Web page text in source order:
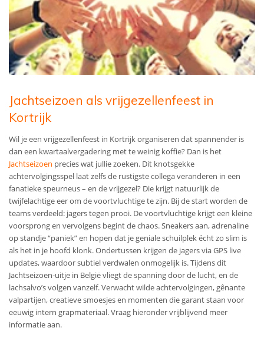
Jachtseizoen als vrijgezellenfeest in
Kortrijk
Wil je een vrijgezellenfeest in Kortrijk organiseren dat spannender is
dan een kwartaalvergadering met te weinig koffie? Dan is het
Jachtseizoen precies wat jullie zoeken. Dit knotsgekke
achtervolgingsspel laat zelfs de rustigste collega veranderen in een
fanatieke speurneus – en de vrijgezel? Die krijgt natuurlijk de
twijfelachtige eer om de voortvluchtige te zijn. Bij de start worden de
teams verdeeld: jagers tegen prooi. De voortvluchtige krijgt een kleine
voorsprong en vervolgens begint de chaos. Sneakers aan, adrenaline
op standje “paniek” en hopen dat je geniale schuilplek écht zo slim is
als het in je hoofd klonk. Ondertussen krijgen de jagers via GPS live
updates, waardoor subtiel verdwalen onmogelijk is. Tijdens dit
Jachtseizoen-uitje in België vliegt de spanning door de lucht, en de
lachsalvo’s volgen vanzelf. Verwacht wilde achtervolgingen, gênante
valpartijen, creatieve smoesjes en momenten die garant staan voor
eeuwig intern grapmateriaal. Vraag hieronder vrijblijvend meer
informatie aan.